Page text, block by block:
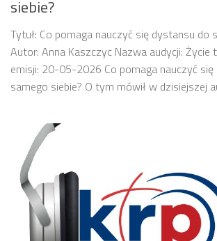
siebie?
Tytuł: Co pomaga nauczyć się dystansu do
Autor: Anna Kaszczyc Nazwa audycji: Życie
emisji: 20-05-2026 Co pomaga nauczyć
samego siebie? O tym mówił w dzisiejszej